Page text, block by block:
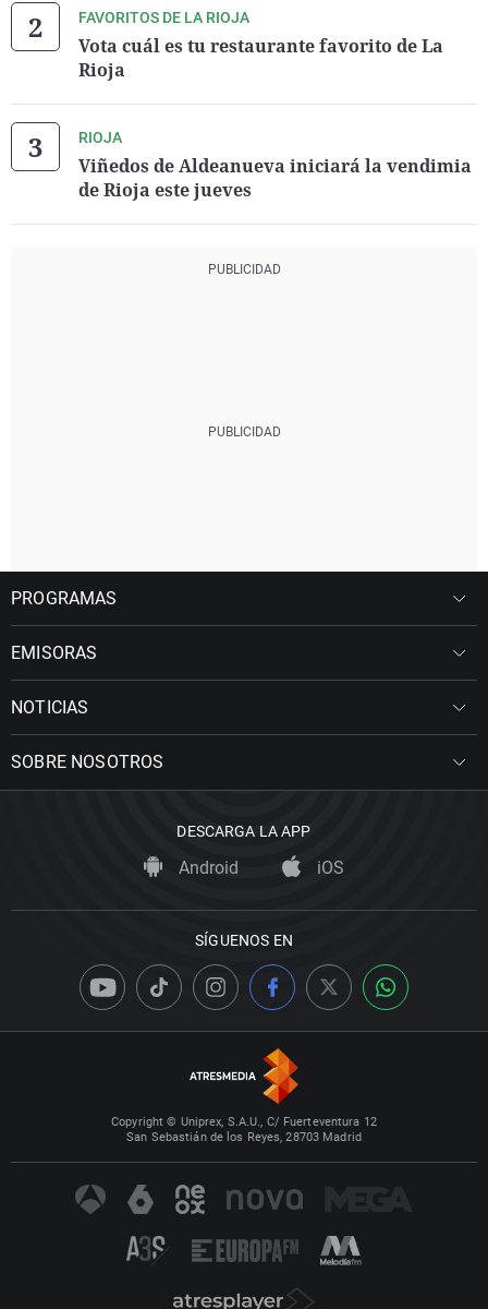
FAVORITOS DE LA RIOJA
Vota cuál es tu restaurante favorito de La
Rioja
RIOJA
Viñedos de Aldeanueva iniciará la vendimia
de Rioja este jueves
PROGRAMAS
EMISORAS
NOTICIAS
SOBRE NOSOTROS
DESCARGA LA APP
Android iOS
SÍGUENOS EN
Copyright © Uniprex, S.A.U., C/ Fuerteventura 12
San Sebastián de los Reyes, 28703 Madrid